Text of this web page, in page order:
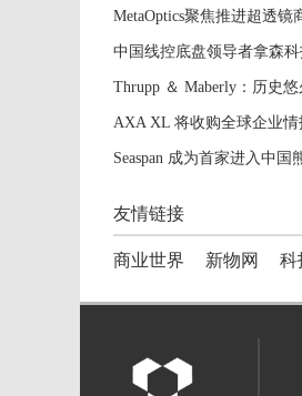
MetaOptics聚焦推进超透镜商业化 撤回纳斯
中国线控底盘领导者拿森
Thrupp ＆ Maberly：历史悠久的英国
AXA XL 将收购全球企业情
Seaspan 成为首家进入中国
友情链接
商业世界 新物网 科